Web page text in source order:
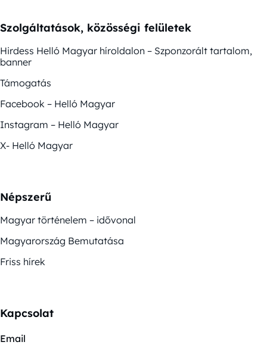
Szolgáltatások, közösségi felületek
Hirdess Helló Magyar híroldalon – Szponzorált tartalom,
banner
Támogatás
Facebook – Helló Magyar
Instagram – Helló Magyar
X- Helló Magyar
Népszerű
Magyar történelem – idővonal
Magyarország Bemutatása
Friss hírek
Kapcsolat
Email